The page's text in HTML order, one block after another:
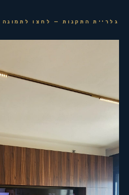
גלריית התקנות — לחצו